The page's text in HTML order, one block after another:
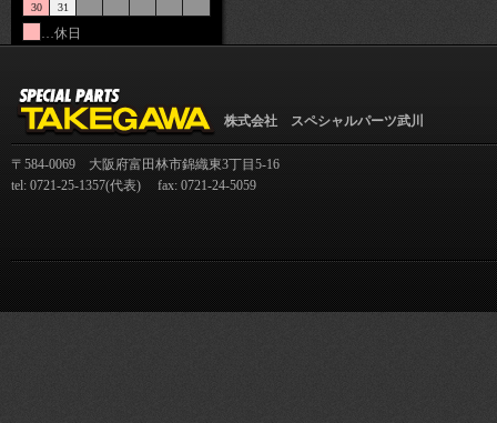
30
31
…休日
株式会社 スペシャルパーツ武川
〒584-0069 大阪府富田林市錦織東3丁目5-16
tel: 0721-25-1357(代表) fax: 0721-24-5059